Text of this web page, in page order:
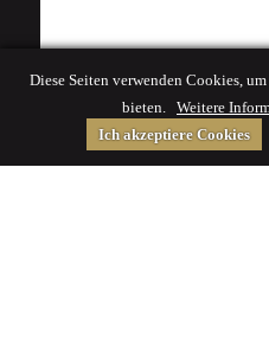
Diese Seiten verwenden Cookies,
bieten. Weitere
Ich akzeptiere Cookies